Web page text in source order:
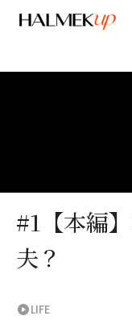
#1【本編
夫？
LIFE